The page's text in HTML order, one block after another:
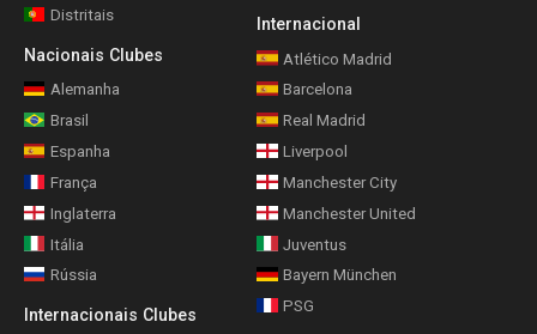
Distritais
Nacionais Clubes
Alemanha
Brasil
Espanha
França
Inglaterra
Itália
Rússia
Internacionais Clubes
Internacional
Atlético Madrid
Barcelona
Real Madrid
Liverpool
Manchester City
Manchester United
Juventus
Bayern München
PSG